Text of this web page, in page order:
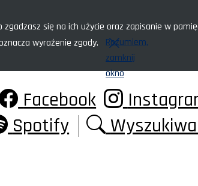
się na ich użycie oraz zapisanie w
wyrażenie zgody.
Rozumiem,
zamknij
okno
Facebook
Spotify